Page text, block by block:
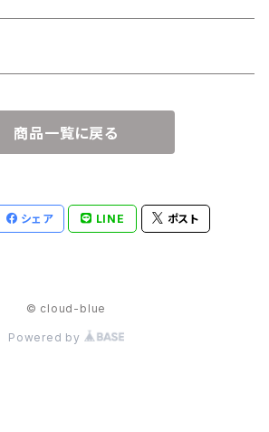
商品一覧に戻る
シェア LINE ポスト
© cloud-blue
Powered by